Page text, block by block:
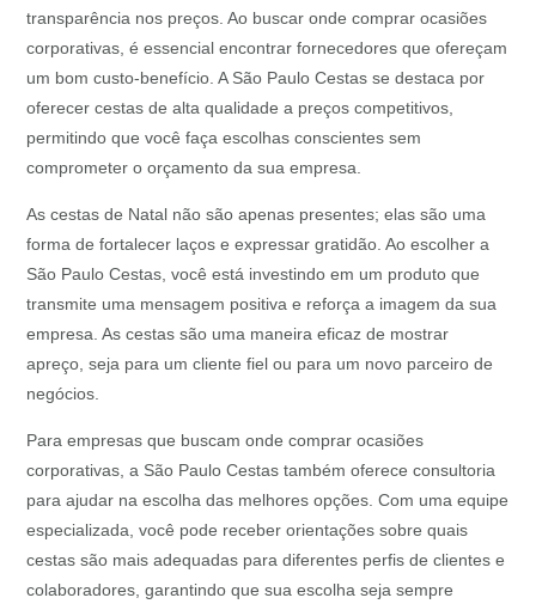
transparência nos preços. Ao buscar onde comprar ocasiões
corporativas, é essencial encontrar fornecedores que ofereçam
um bom custo-benefício. A São Paulo Cestas se destaca por
oferecer cestas de alta qualidade a preços competitivos,
permitindo que você faça escolhas conscientes sem
comprometer o orçamento da sua empresa.
As cestas de Natal não são apenas presentes; elas são uma
forma de fortalecer laços e expressar gratidão. Ao escolher a
São Paulo Cestas, você está investindo em um produto que
transmite uma mensagem positiva e reforça a imagem da sua
empresa. As cestas são uma maneira eficaz de mostrar
apreço, seja para um cliente fiel ou para um novo parceiro de
negócios.
Para empresas que buscam onde comprar ocasiões
corporativas, a São Paulo Cestas também oferece consultoria
para ajudar na escolha das melhores opções. Com uma equipe
especializada, você pode receber orientações sobre quais
cestas são mais adequadas para diferentes perfis de clientes e
colaboradores, garantindo que sua escolha seja sempre